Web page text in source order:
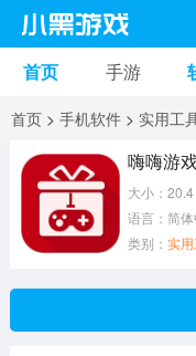
手机游戏
安卓游戏
益智游戏
首页 手游
首页 > 手机软件 > 实用工
嗨嗨游
大小：
语言：简
类别： 实